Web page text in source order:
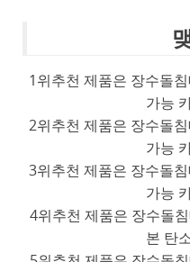
1위추천 제품은 장수돌
가능
2위추천 제품은 장수돌
가능
3위추천 제품은 장수돌
가능
4위추천 제품은 장수돌
본 탄